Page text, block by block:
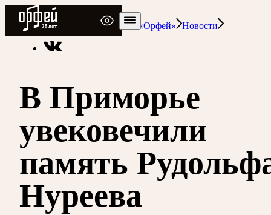
Радио Орфей
Радио классической музыки «Орфей» Новости
В Приморье
увековечили
память
Нуреева